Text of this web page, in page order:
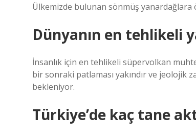
Ülkemizde bulunan sönmüş
Dünyanın en tehlikeli
İnsanlık için en tehlikeli süpervolkan
bir sonraki patlaması yakındır ve jeolojik
bekleniyor.
Türkiye’de kaç tane